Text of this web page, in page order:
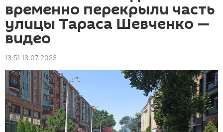
временно перекрыли часть
улицы Тараса Шевченко —
видео
13:51 13.07.2023